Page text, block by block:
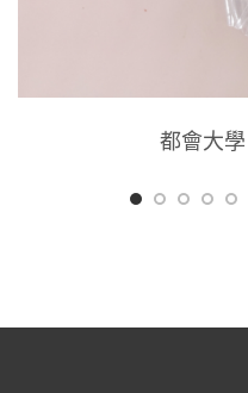
都會大